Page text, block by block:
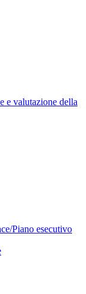
e valutazione della
Piano esecutivo